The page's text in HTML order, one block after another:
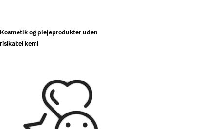
Kosmetik og plejeprodukter uden
risikabel kemi